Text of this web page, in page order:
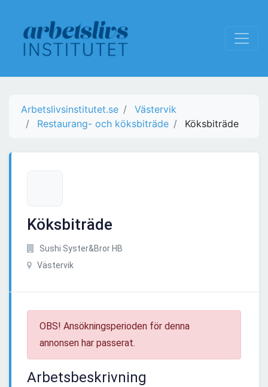
Arbetslivsinstitutet.se
Västervik
Restaurang- och köksbiträde
Köksbiträde
Köksbiträde
Sushi Syster&Bror HB
Västervik
OBS! Ansökningsperioden för denna
annonsen har passerat.
Arbetsbeskrivning